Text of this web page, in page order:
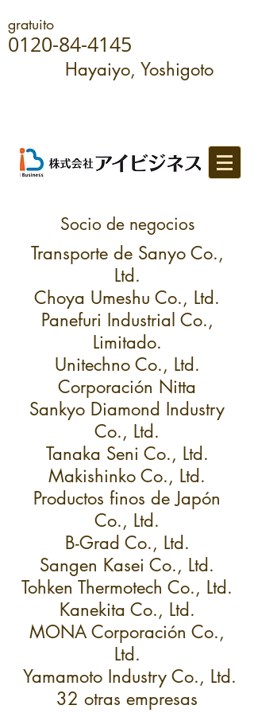
gratuito
0120-84-4145
Hayaiyo, Yoshigoto
Socio de negocios
Transporte de Sanyo Co.,
Ltd.
Choya Umeshu Co., Ltd.
Panefuri Industrial Co.,
Limitado.
Unitechno Co., Ltd.
Corporación Nitta
Sankyo Diamond Industry
Co., Ltd.
Tanaka Seni Co., Ltd.
Makishinko Co., Ltd.
Productos finos de Japón
Co., Ltd.
B-Grad Co., Ltd.
Sangen Kasei Co., Ltd.
Tohken Thermotech Co., Ltd.
Kanekita Co., Ltd.
MONA Corporación Co.,
Ltd.
​ Yamamoto Industry Co., Ltd.
32 otras empresas